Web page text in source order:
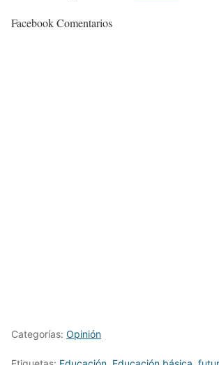
Facebook Comentarios
Categorías: Opinión